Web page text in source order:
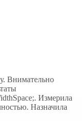
Внимательно
Измерила
Назначила